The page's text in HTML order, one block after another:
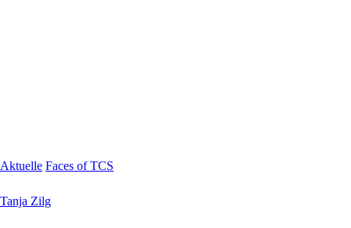
Aktuelle Faces of TCS
Tanja Zilg